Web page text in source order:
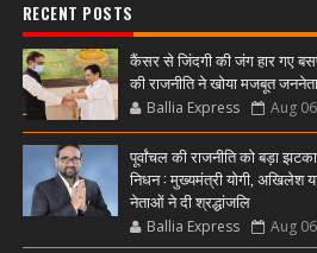
RECENT POSTS
कैंसर से जिंदगी की जंग हार गए
की राजनीति ने खोया मजबूत जननेता
Ballia Express Aug
पूर्वांचल की राजनीति को बड़ा
निधन : मुख्यमंत्री योगी, अखिलेश
नेताओं ने दी श्रद्धांजलि
Ballia Express Aug